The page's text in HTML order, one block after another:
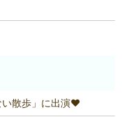
い散歩」に出演❤